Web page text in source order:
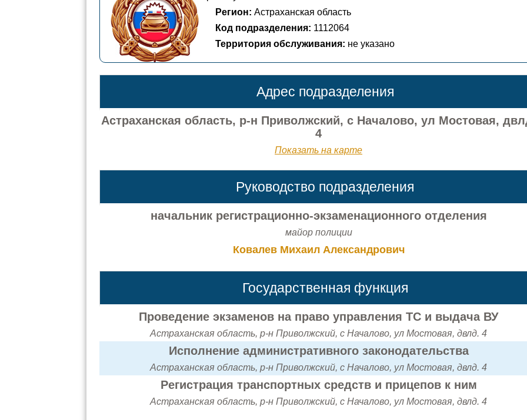
Регион: Астраханская область
Код подразделения: 1112064
Территория обслуживания: не указано
Адрес подразделения
Астраханская область, р-н Приволжский, с Началово, ул Мостовая,
4
Показать на карте
Руководство подразделения
начальник регистрационно-экзаменационного отделения
майор полиции
Ковалев Михаил Александрович
Государственная функция
Проведение экзаменов на право управления ТС и выдача ВУ
Астраханская область, р-н Приволжский, с Началово, ул Мостовая, двлд. 4
Исполнение административного законодательства
Астраханская область, р-н Приволжский, с Началово, ул Мостовая, двлд. 4
Регистрация транспортных средств и прицепов к ним
Астраханская область, р-н Приволжский, с Началово, ул Мостовая, двлд. 4